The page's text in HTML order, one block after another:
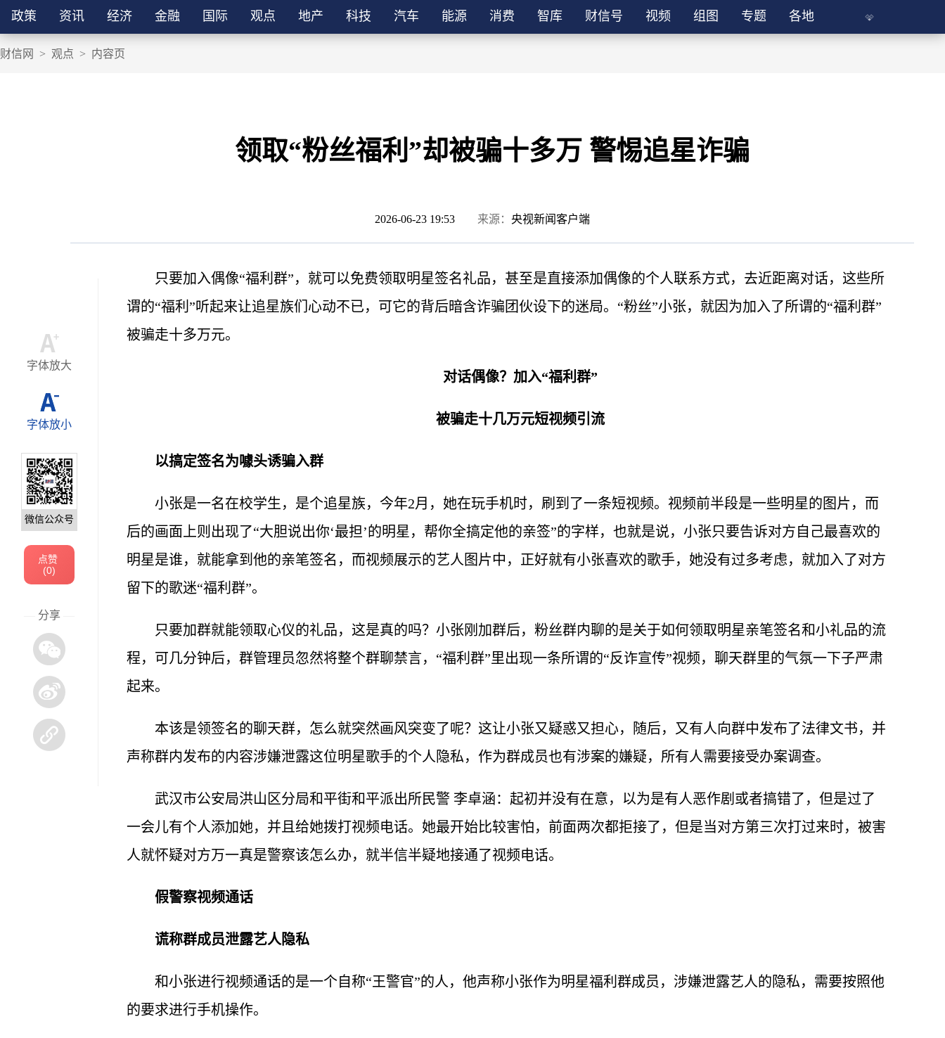
政策 资讯 经济 金融 国际 观点 地产 科技 汽车 能源 消费 智库 财信号 视频 组图 专题 各地
财信网 > 观点 > 内容页
领取“粉丝福利”却被骗十多万 警惕追星诈骗
2026-06-23 19:53 来源： 央视新闻客户端
字体放大
字体放小
微信公众号
点赞
(0)
分享
只要加入偶像“福利群”，就可以免费领取明星签名礼品，甚至是直接添加偶像的个人联系方式，去近距离对话，这些所
谓的“福利”听起来让追星族们心动不已，可它的背后暗含诈骗团伙设下的迷局。“粉丝”小张，就因为加入了所谓的“福利群”
被骗走十多万元。
对话偶像？加入“福利群”
被骗走十几万元短视频引流
以搞定签名为噱头诱骗入群
小张是一名在校学生，是个追星族，今年2月，她在玩手机时，刷到了一条短视频。视频前半段是一些明星的图片，而
后的画面上则出现了“大胆说出你‘最担’的明星，帮你全搞定他的亲签”的字样，也就是说，小张只要告诉对方自己最喜欢的
明星是谁，就能拿到他的亲笔签名，而视频展示的艺人图片中，正好就有小张喜欢的歌手，她没有过多考虑，就加入了对方
留下的歌迷“福利群”。
只要加群就能领取心仪的礼品，这是真的吗？小张刚加群后，粉丝群内聊的是关于如何领取明星亲笔签名和小礼品的流
程，可几分钟后，群管理员忽然将整个群聊禁言，“福利群”里出现一条所谓的“反诈宣传”视频，聊天群里的气氛一下子严肃
起来。
本该是领签名的聊天群，怎么就突然画风突变了呢？这让小张又疑惑又担心，随后，又有人向群中发布了法律文书，并
声称群内发布的内容涉嫌泄露这位明星歌手的个人隐私，作为群成员也有涉案的嫌疑，所有人需要接受办案调查。
武汉市公安局洪山区分局和平街和平派出所民警 李卓涵：起初并没有在意，以为是有人恶作剧或者搞错了，但是过了
一会儿有个人添加她，并且给她拨打视频电话。她最开始比较害怕，前面两次都拒接了，但是当对方第三次打过来时，被害
人就怀疑对方万一真是警察该怎么办，就半信半疑地接通了视频电话。
假警察视频通话
谎称群成员泄露艺人隐私
和小张进行视频通话的是一个自称“王警官”的人，他声称小张作为明星福利群成员，涉嫌泄露艺人的隐私，需要按照他
的要求进行手机操作。